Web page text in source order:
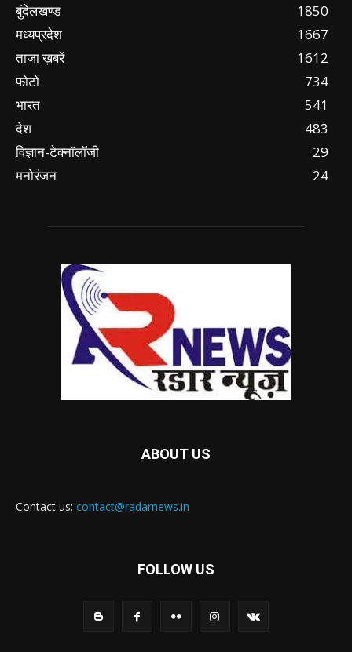
बुंदेलखण्ड
1850
मध्यप्रदेश
1667
ताजा ख़बरें
1612
फोटो
734
भारत
541
देश
483
विज्ञान-टेक्नॉलॉजी
29
मनोरंजन
24
ABOUT US
Contact us: contact@radarnews.in
FOLLOW US